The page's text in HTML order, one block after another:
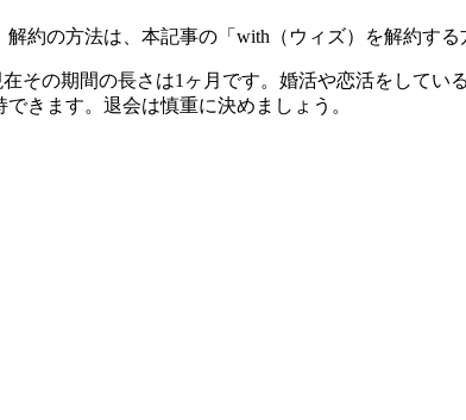
約の方法は、本記事の「with（ウィズ）を解約する
その期間の長さは1ヶ月です。婚活や恋活をして
きます。退会は慎重に決めましょう。